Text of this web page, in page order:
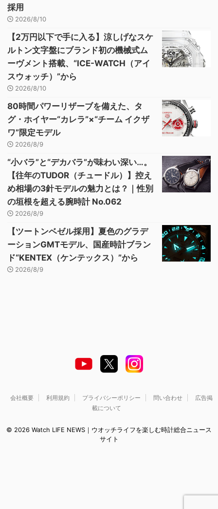
採用
2026/8/10
【2万円以下で手に入る】涼しげなスケ
ルトン文字盤にブランド初の機械式ム
ーヴメント搭載、“ICE-WATCH（アイ
スウォッチ）”から
2026/8/10
80時間パワーリザーブを備えた、タ
グ・ホイヤー“カレラ”×“チーム イクザ
ワ”限定モデル
2026/8/9
“小バラ”と“デカバラ”が味わい深い…。
【往年のTUDOR（チュードル）】控え
め相場の3針モデルの魅力とは？｜性別
の垣根を超える腕時計 No.062
2026/8/9
【ツートンベゼル採用】夏色のグラデ
ーションGMTモデル、国産時計ブラン
ド“KENTEX（ケンテックス）”から
2026/8/9
会社概要 利用規約 プライバシーポリシー 問い合わせ
広告掲
載について
© 2026 Watch LIFE NEWS｜ウオッチライフを楽しむ時計総合ニュース
サイト